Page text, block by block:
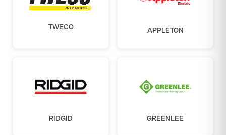
TWECO APPLETON
RIDGID GREENLEE